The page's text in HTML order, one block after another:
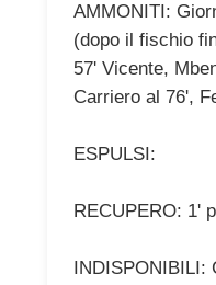
AMMONITI:
(dopo il fischio
57' Vicente,
Carriero al 76',
ESPULSI:
RECUPERO: 1'